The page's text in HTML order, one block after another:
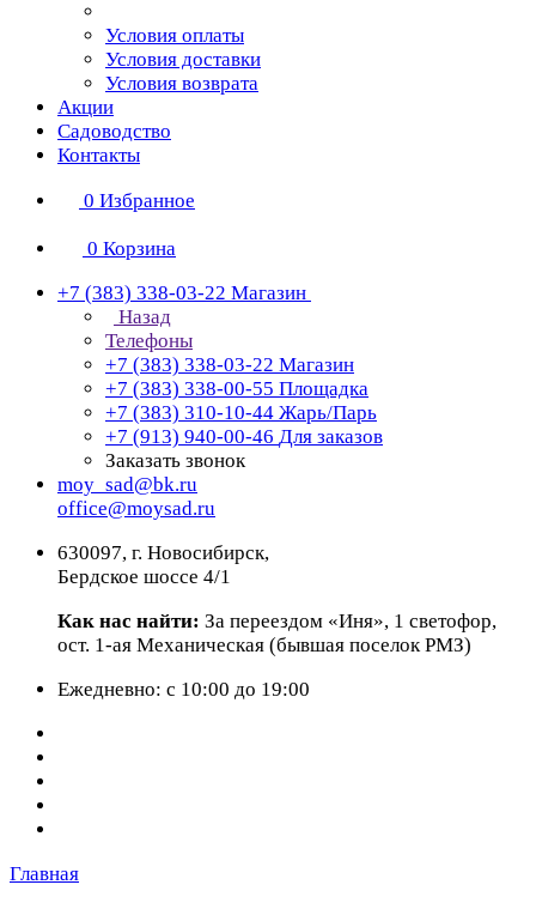
Условия оплаты
Условия доставки
Условия возврата
Акции
Садоводство
Контакты
0 Избранное
0 Корзина
+7 (383) 338-03-22 Магазин
Назад
Телефоны
+7 (383) 338-03-22 Магазин
+7 (383) 338-00-55 Площадка
+7 (383) 310-10-44 Жарь/Парь
+7 (913) 940-00-46 Для заказов
Заказать звонок
moy_sad@bk.ru
office@moysad.ru
630097, г. Новосибирск,
Бердское шоссе 4/1
Как нас найти: За переездом «Иня», 1 светофор,
ост. 1-ая Механическая (бывшая поселок РМЗ)
Ежедневно: с 10:00 до 19:00
Главная